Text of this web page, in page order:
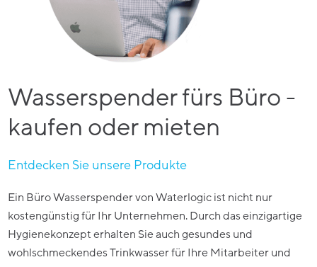
Wasserspender fürs Büro -
kaufen oder mieten
Entdecken Sie unsere Produkte
Ein Büro Wasserspender von Waterlogic ist nicht nur
kostengünstig für Ihr Unternehmen. Durch das einzigartige
Hygienekonzept erhalten Sie auch gesundes und
wohlschmeckendes Trinkwasser für Ihre Mitarbeiter und